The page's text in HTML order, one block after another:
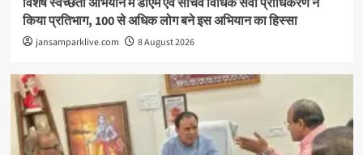
किया प्रतिभाग, 100 से अधिक लोग बने इस अभियान का हिस्सा
jansamparklive.com 8 August 2026